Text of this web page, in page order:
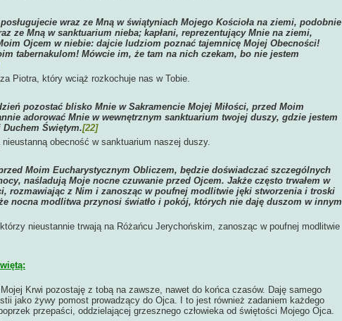
wraz ze Mną w świątyniach Mojego Kościoła na ziemi, podobnie
ze Mną w sanktuarium nieba; kapłani, reprezentujący Mnie na ziemi,
Ojcem w niebie: dajcie ludziom poznać tajemnicę Mojej Obecności!
tabernakulom! Mówcie im, że tam na nich czekam, bo nie jestem
Piotra, który wciąż rozkochuje nas w Tobie.
pozostać blisko Mnie w Sakramencie Mojej Miłości, przed Moim
adorować Mnie w wewnętrznym sanktuarium twojej duszy, gdzie jestem
Świętym.[22]
obecność w sanktuarium naszej duszy.
Moim Eucharystycznym Obliczem, będzie doświadczać szczególnych
naśladują Moje nocne czuwanie przed Ojcem. Jakże często trwałem w
rozmawiając z Nim i zanosząc w poufnej modlitwie jęki stworzenia i troski
nocna modlitwa przynosi światło i pokój, których nie daję duszom w innym
nieustannie trwają na Różańcu Jerychońskim, zanosząc w poufnej modlitwie
Krwi pozostaję z tobą na zawsze, nawet do końca czasów. Daję samego
jako żywy pomost prowadzący do Ojca. I to jest również zadaniem każdego
przepaści, oddzielającej grzesznego człowieka od świętości Mojego Ojca.